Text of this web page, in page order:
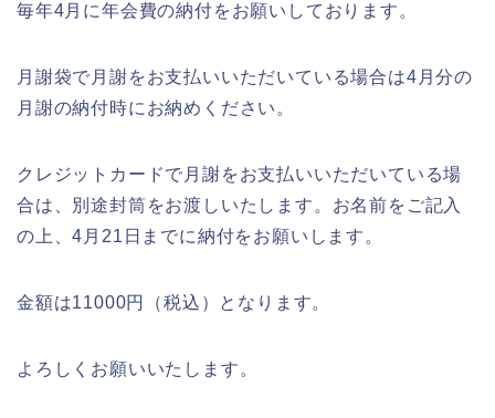
毎年4月に年会費の納付をお願いしております。
月謝袋で月謝をお支払いいただいている場合は4月分の
月謝の納付時にお納めください。
クレジットカードで月謝をお支払いいただいている場
合は、別途封筒をお渡しいたします。お名前をご記入
の上、4月21日までに納付をお願いします。
金額は11000円（税込）となります。
よろしくお願いいたします。